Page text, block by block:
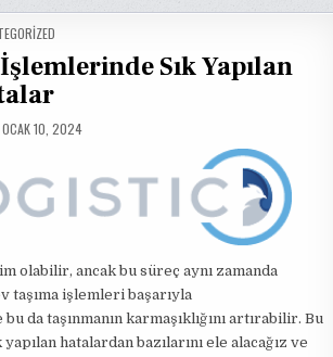
Sık Yapılan
OCAK 10, 2024
olabilir, ancak bu süreç aynı zamanda
taşıma işlemleri başarıyla
da taşınmanın karmaşıklığını artırabilir. Bu
hatalardan bazılarını ele alacağız ve